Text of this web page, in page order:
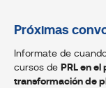
Próximas
Informate de
cursos de PRL en
transformación de